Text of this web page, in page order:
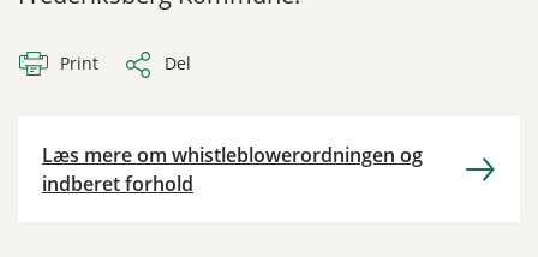
Print Del
Læs mere om whistleblowerordningen og
indberet forhold